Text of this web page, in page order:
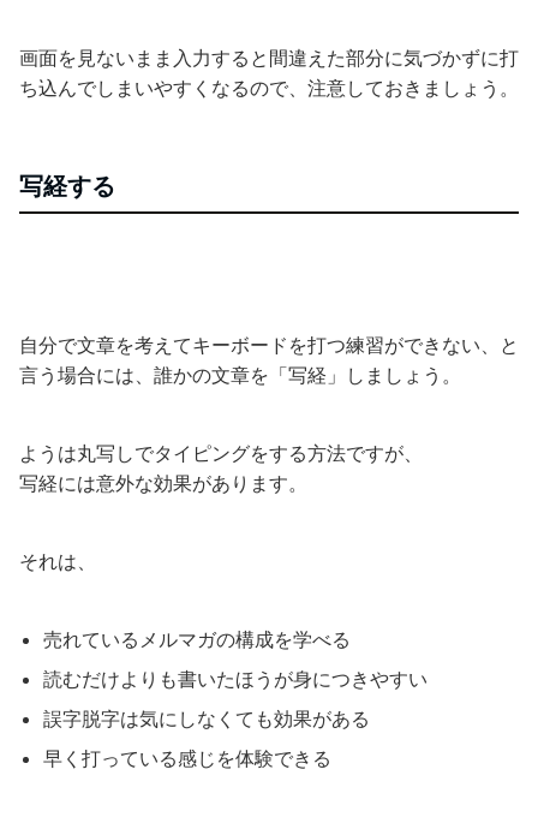
画面を見ないまま入力すると間違えた部分に気づかずに打
ち込んでしまいやすくなるので、注意しておきましょう。
写経する
自分で文章を考えてキーボードを打つ練習ができない、と
言う場合には、誰かの文章を「写経」しましょう。
ようは丸写しでタイピングをする方法ですが、
写経には意外な効果があります。
それは、
売れているメルマガの構成を学べる
読むだけよりも書いたほうが身につきやすい
誤字脱字は気にしなくても効果がある
早く打っている感じを体験できる